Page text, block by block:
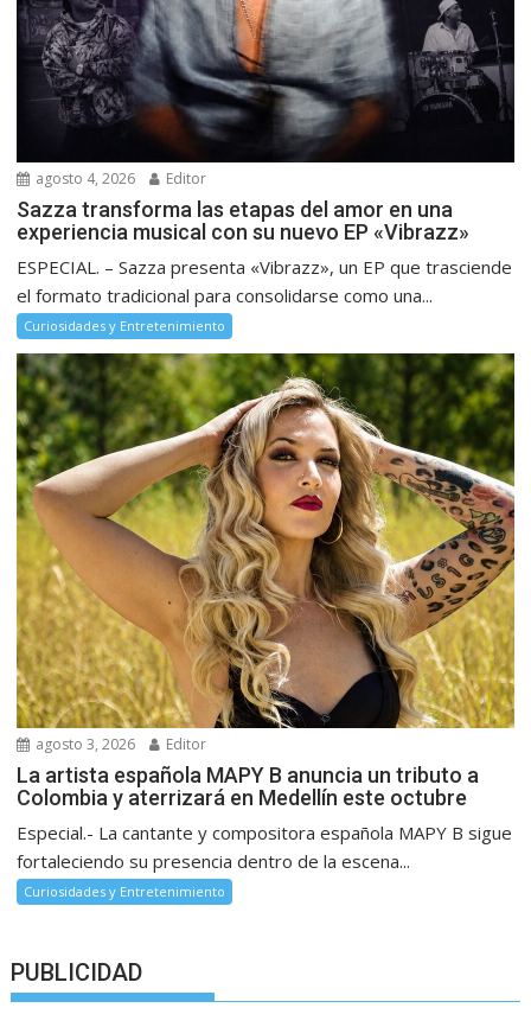
agosto 4, 2026 Editor
Sazza transforma las etapas del amor en una
experiencia musical con su nuevo EP «Vibrazz»
ESPECIAL. – Sazza presenta «Vibrazz», un EP que trasciende
el formato tradicional para consolidarse como una...
Curiosidades y Entretenimiento
agosto 3, 2026 Editor
La artista española MAPY B anuncia un tributo a
Colombia y aterrizará en Medellín este octubre
Especial.- La cantante y compositora española MAPY B sigue
fortaleciendo su presencia dentro de la escena...
Curiosidades y Entretenimiento
PUBLICIDAD